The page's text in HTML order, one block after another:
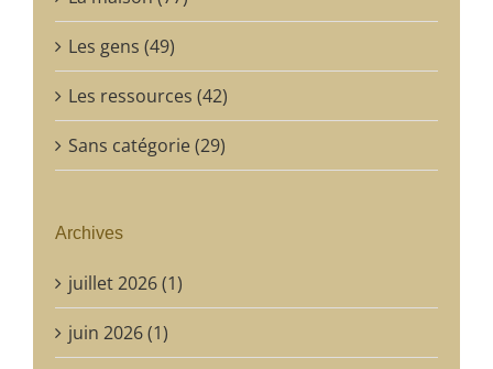
Les gens (49)
Les ressources (42)
Sans catégorie (29)
Archives
juillet 2026 (1)
juin 2026 (1)